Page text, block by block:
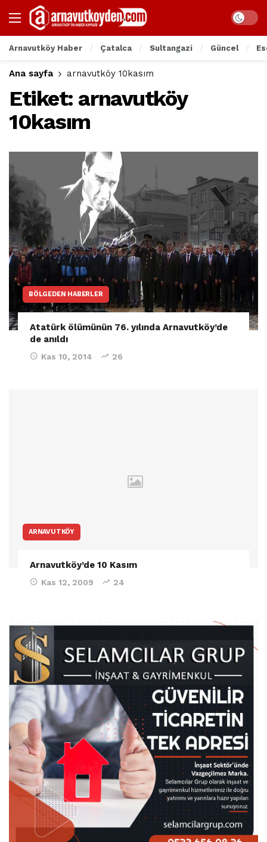
Arnavutköy Haber Çatalca Sultangazi Güncel
Ana sayfa arnavutköy 10kasım
Etiket: arnavutköy
10kasım
BÖLGEDEN HABERLER
Atatürk ölümünün 76. yılında Arnavutköy’de
de anıldı
Kas 10, 2014 26
ARNAVUTKÖY
Arnavutköy’de 10 Kasım
Kas 12, 2009 24